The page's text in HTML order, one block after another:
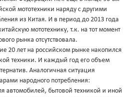
мототехники наряду с другими
из Китая. И в период до 2013 года
мототехнику, т.к. на тот момент
рынка отсутствовала.
20 лет на российском рынке накопился
техники. И каждый год его объем
Аналогичная ситуация
народного потребления:
автомобилей, бытовой техникой и иной